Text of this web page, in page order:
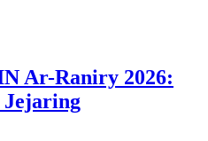
Ar-Raniry 2026:
Jejaring